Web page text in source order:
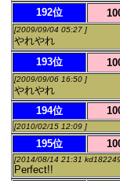
192位
[2009/09/04 05:27 ]
やれやれ
193位
[2009/09/06 16:50 ]
やれやれ
194位
[2010/02/15 12:09 ]
195位
[2014/08/14 21:31
Perfect!!